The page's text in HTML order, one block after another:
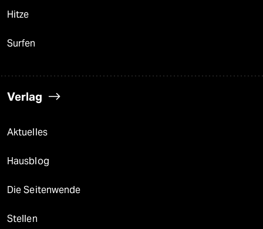
Hitze
Surfen
Verlag
Aktuelles
Hausblog
Die Seitenwende
Stellen